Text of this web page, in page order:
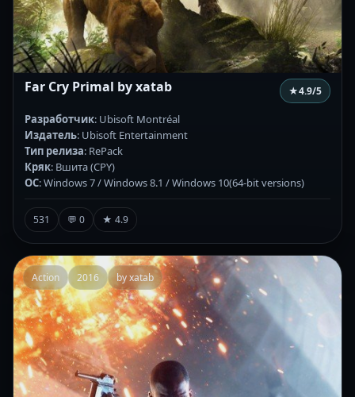
Far Cry Primal by xatab ★4.9/5
Разработчик: Ubisoft Montréal
Издатель: Ubisoft Entertainment
Тип релиза: RePack
Кряк: Вшита (CPY)
ОС: Windows 7 / Windows 8.1 / Windows 10(64-bit versions)
531 💬 0 ★ 4.9
Action 2016 by xatab